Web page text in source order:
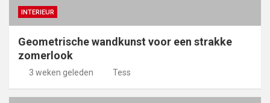
INTERIEUR
Geometrische wandkunst voor een strakke
zomerlook
3 weken geleden Tess